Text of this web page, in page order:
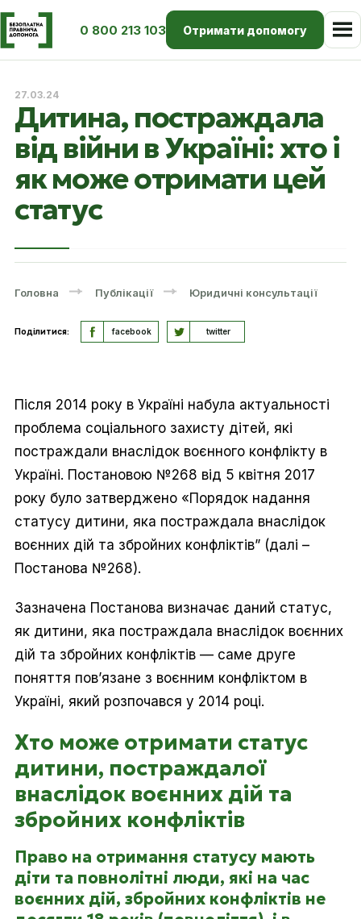
0 800 213 103 Отримати допомогу
27.03.24
Дитина, постраждала
від війни в Україні: хто і
як може отримати цей
статус
Головна Публікації Юридичні консультації
Поділитися: facebook twitter
Після 2014 року в Україні набула актуальності
проблема соціального захисту дітей, які
постраждали внаслідок воєнного конфлікту в
Україні. Постановою №268 від 5 квітня 2017
року було затверджено «Порядок надання
статусу дитини, яка постраждала внаслідок
воєнних дій та збройних конфліктів” (далі –
Постанова №268).
Зазначена Постанова визначає даний статус,
як дитини, яка постраждала внаслідок воєнних
дій та збройних конфліктів — саме друге
поняття пов’язане з воєнним конфліктом в
Україні, який розпочався у 2014 році.
Хто може отримати статус
дитини, постраждалої
внаслідок воєнних дій та
збройних конфліктів
Право на отримання статусу мають
діти та повнолітні люди, які на час
воєнних дій, збройних конфліктів не